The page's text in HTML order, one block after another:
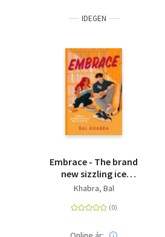
IDEGEN
Embrace - The brand
new sizzling ice
hockey romance from
bestselling author of
Khabra, Bal